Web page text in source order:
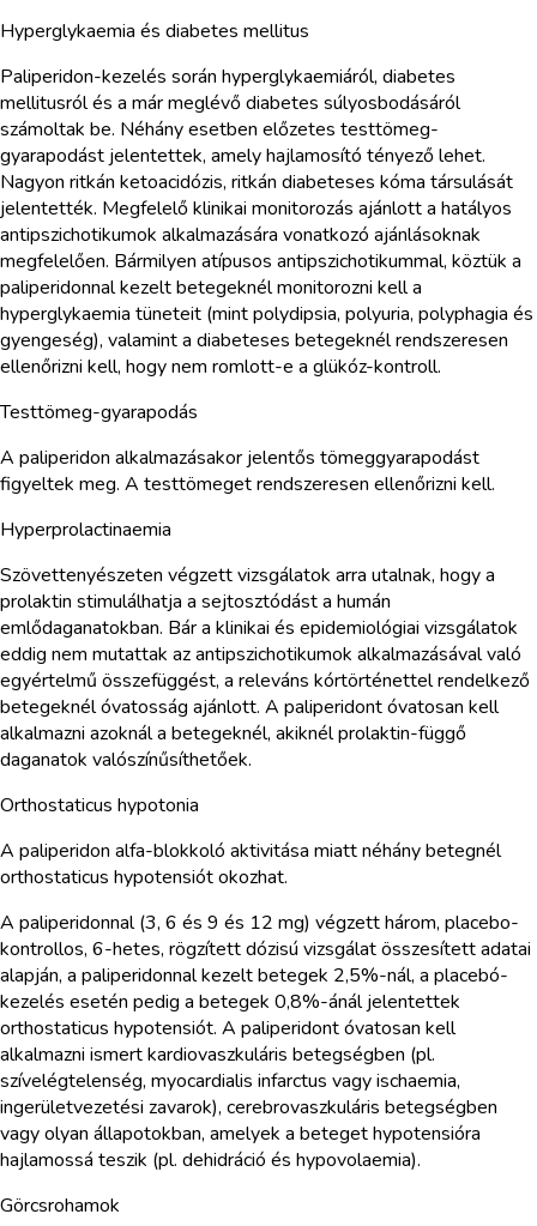
Hyperglykaemia és diabetes mellitus
Paliperidon-kezelés során hyperglykaemiáról, diabetes
mellitusról és a már meglévő diabetes súlyosbodásáról
számoltak be. Néhány esetben előzetes testtömeg-
gyarapodást jelentettek, amely hajlamosító tényező lehet.
Nagyon ritkán ketoacidózis, ritkán diabeteses kóma társulását
jelentették. Megfelelő klinikai monitorozás ajánlott a hatályos
antipszichotikumok alkalmazására vonatkozó ajánlásoknak
megfelelően. Bármilyen atípusos antipszichotikummal, köztük a
paliperidonnal kezelt betegeknél monitorozni kell a
hyperglykaemia tüneteit (mint polydipsia, polyuria, polyphagia és
gyengeség), valamint a diabeteses betegeknél rendszeresen
ellenőrizni kell, hogy nem romlott-e a glükóz-kontroll.
Testtömeg-gyarapodás
A paliperidon alkalmazásakor jelentős tömeggyarapodást
figyeltek meg. A testtömeget rendszeresen ellenőrizni kell.
Hyperprolactinaemia
Szövettenyészeten végzett vizsgálatok arra utalnak, hogy a
prolaktin stimulálhatja a sejtosztódást a humán
emlődaganatokban. Bár a klinikai és epidemiológiai vizsgálatok
eddig nem mutattak az antipszichotikumok alkalmazásával való
egyértelmű összefüggést, a releváns kórtörténettel rendelkező
betegeknél óvatosság ajánlott. A paliperidont óvatosan kell
alkalmazni azoknál a betegeknél, akiknél prolaktin-függő
daganatok valószínűsíthetőek.
Orthostaticus hypotonia
A paliperidon alfa-blokkoló aktivitása miatt néhány betegnél
orthostaticus hypotensiót okozhat.
A paliperidonnal (3, 6 és 9 és 12 mg) végzett három, placebo-
kontrollos, 6-hetes, rögzített dózisú vizsgálat összesített adatai
alapján, a paliperidonnal kezelt betegek 2,5%-nál, a placebó-
kezelés esetén pedig a betegek 0,8%-ánál jelentettek
orthostaticus hypotensiót. A paliperidont óvatosan kell
alkalmazni ismert kardiovaszkuláris betegségben (pl.
szívelégtelenség, myocardialis infarctus vagy ischaemia,
ingerületvezetési zavarok), cerebrovaszkuláris betegségben
vagy olyan állapotokban, amelyek a beteget hypotensióra
hajlamossá teszik (pl. dehidráció és hypovolaemia).
Görcsrohamok